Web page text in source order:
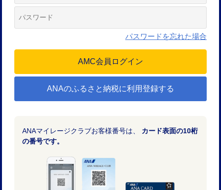
パスワードを忘れた場合
ANAのふるさと納税に利用登録する
ANAマイレージクラブお客様番号は、 カード表面の10桁
の番号です。